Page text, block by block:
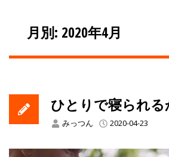
月別: 2020年4月
ひとりで寝られる
みっつん 2020-04-23